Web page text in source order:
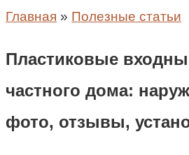
Главная » Полезные статьи
Пластиковые
частного дома:
фото, отзывы,